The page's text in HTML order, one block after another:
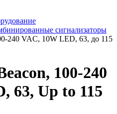
сигнализаторы
240 VAC, 10W LED, 63, до 115
100-240
63, Up to 115